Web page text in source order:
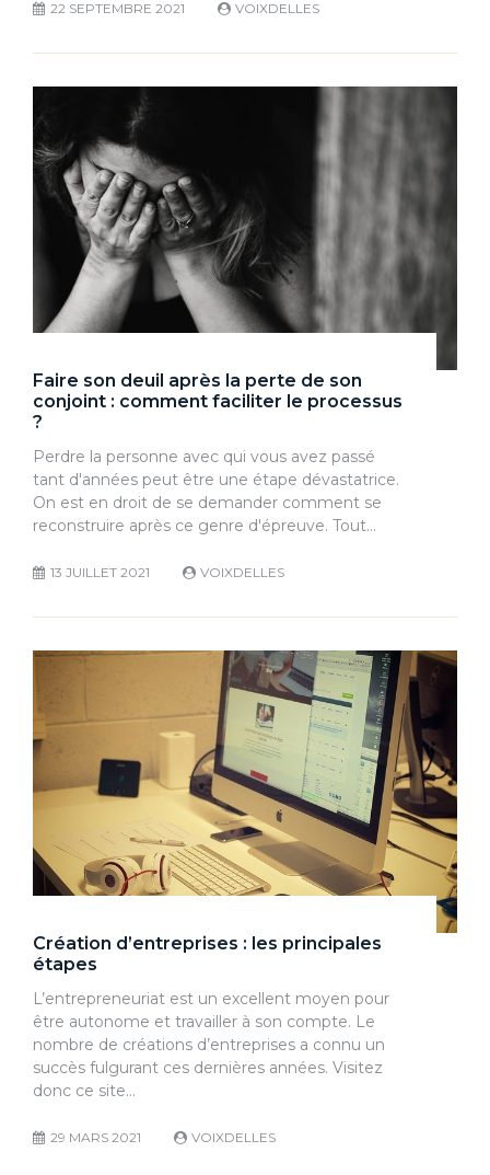
22 SEPTEMBRE 2021 VOIXDELLES
Faire son deuil après la perte de son
conjoint : comment faciliter le processus
?
Perdre la personne avec qui vous avez passé
tant d'années peut être une étape dévastatrice.
On est en droit de se demander comment se
reconstruire après ce genre d'épreuve. Tout…
13 JUILLET 2021 VOIXDELLES
Création d’entreprises : les principales
étapes
L’entrepreneuriat est un excellent moyen pour
être autonome et travailler à son compte. Le
nombre de créations d’entreprises a connu un
succès fulgurant ces dernières années. Visitez
donc ce site…
29 MARS 2021 VOIXDELLES